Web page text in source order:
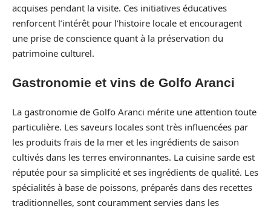
acquises pendant la visite. Ces initiatives éducatives
renforcent l’intérêt pour l’histoire locale et encouragent
une prise de conscience quant à la préservation du
patrimoine culturel.
Gastronomie et vins de Golfo Aranci
La gastronomie de Golfo Aranci mérite une attention toute
particulière. Les saveurs locales sont très influencées par
les produits frais de la mer et les ingrédients de saison
cultivés dans les terres environnantes. La cuisine sarde est
réputée pour sa simplicité et ses ingrédients de qualité. Les
spécialités à base de poissons, préparés dans des recettes
traditionnelles, sont couramment servies dans les